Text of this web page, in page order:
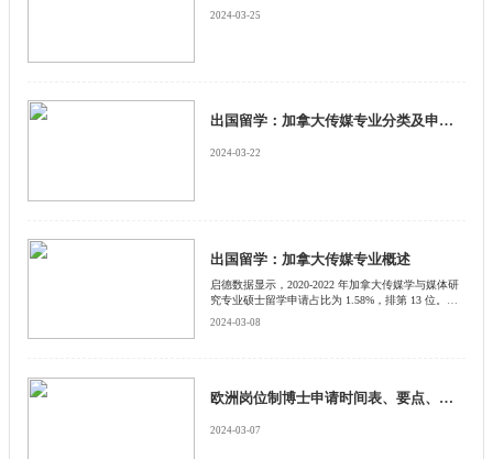
2024-03-25
出国留学：加拿大传媒专业分类及申请要求
2024-03-22
出国留学：加拿大传媒专业概述
启德数据显示，2020-2022 年加拿大传媒学与媒体研
究专业硕士留学申请占比为 1.58%，排第 13 位。据
2024-03-08
欧洲岗位制博士申请时间表、要点、申请流程和材料要求（二）
2024-03-07